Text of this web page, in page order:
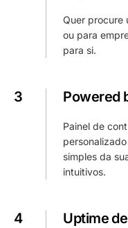
Quer procure
ou para
para si.
3 Powered
Painel de
simples da
intuitivos.
4 Uptime